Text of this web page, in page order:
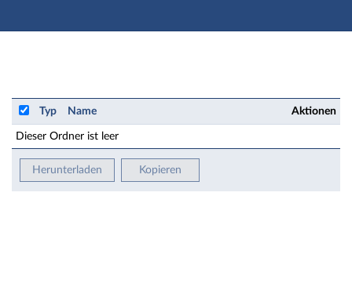
Hauptnavigation
Weiterbildung: 2018HA1-DSGVO EU-
Typ Name Aktionen
Dieser Ordner ist leer
Herunterladen Kopieren